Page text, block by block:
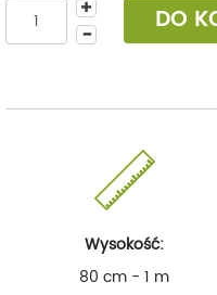
DO
Wysokość:
80 cm - 1 m